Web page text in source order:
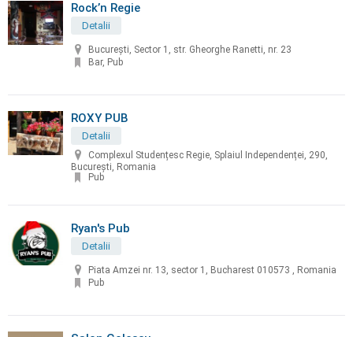
Rock’n Regie
Detalii
Bucureşti, Sector 1, str. Gheorghe Ranetti, nr. 23
Bar, Pub
ROXY PUB
Detalii
Complexul Studențesc Regie, Splaiul Independenței, 290,
București, Romania
Pub
Ryan's Pub
Detalii
Piata Amzei nr. 13, sector 1, Bucharest 010573 , Romania
Pub